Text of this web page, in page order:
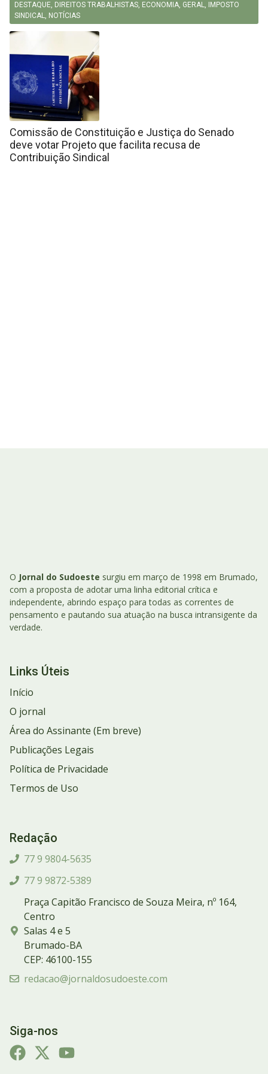
DESTAQUE, DIREITOS TRABALHISTAS, ECONOMIA, GERAL,
IMPOSTO
SINDICAL, NOTÍCIAS
Comissão de Constituição e Justiça do Senado
deve votar Projeto que facilita recusa de
Contribuição Sindical
O Jornal do Sudoeste surgiu em março de 1998 em Brumado,
com a proposta de adotar uma linha editorial crítica e
independente, abrindo espaço para todas as correntes de
pensamento e pautando sua atuação na busca intransigente da
verdade.
Links Úteis
Início
O jornal
Área do Assinante (Em breve)
Publicações Legais
Política de Privacidade
Termos de Uso
Redação
77 9 9804-5635
77 9 9872-5389
Praça Capitão Francisco de Souza Meira, nº 164,
Centro
Salas 4 e 5
Brumado-BA
CEP: 46100-155
redacao@jornaldosudoeste.com
Siga-nos